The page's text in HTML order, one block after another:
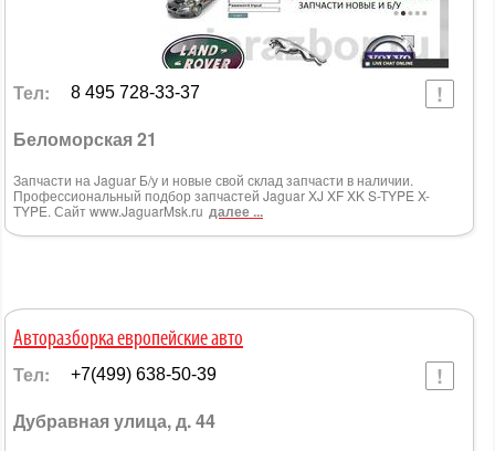
Тел: 8 495 728-33-37
Беломорская 21
Запчасти на Jaguar Б/у и новые свой склад запчасти в наличии.
Профессиональный подбор запчастей Jaguar XJ XF XK S-TYPE X-
TYPE. Сайт www.JaguarMsk.ru далее ...
Авторазборка европейские авто
Тел: +7(499) 638-50-39
Дубравная улица, д. 44